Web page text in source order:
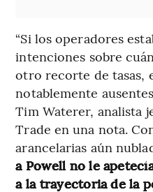
“Si los operadores
intenciones sobre
otro recorte de tasas,
notablemente
Tim Waterer, analista
Trade en una nota.
arancelarias aún
a Powell no le
a la trayectoria de la